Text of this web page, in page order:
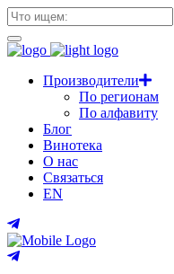
Производители
По регионам
По алфавиту
Блог
Винотека
О нас
Связаться
EN